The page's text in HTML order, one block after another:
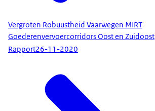
Vergroten Robuustheid Vaarwegen MIRT
Goederenvervoercorridors Oost en Zuidoost
Rapport26-11-2020